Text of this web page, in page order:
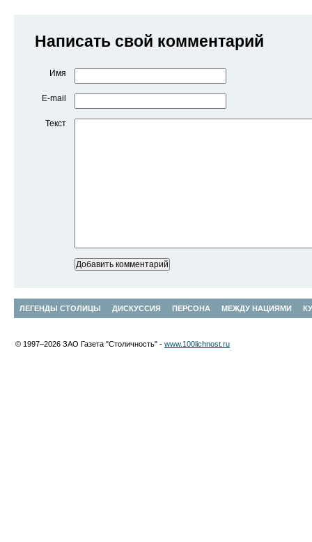
Написать свой комментарий
Имя
E-mail
Текст
ЛЕГЕНДЫ СТОЛИЦЫ ДИСКУССИЯ ПЕРСОНА МЕЖДУ НАЦИЯМИ
© 1997–2026 ЗАО Газета "Столичность" - www.100lichnost.ru